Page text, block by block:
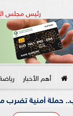
رئيس مجلس
أهم الأخبار
تضرب معاقل